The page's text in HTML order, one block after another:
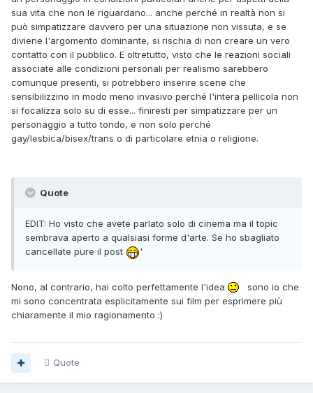
sua vita che non le riguardano... anche perché in realtà non si
può simpatizzare davvero per una situazione non vissuta, e se
diviene l'argomento dominante, si rischia di non creare un vero
contatto con il pubblico. E oltretutto, visto che le reazioni sociali
associate alle condizioni personali per realismo sarebbero
comunque presenti, si potrebbero inserire scene che
sensibilizzino in modo meno invasivo perché l'intera pellicola non
si focalizza solo su di esse... finiresti per simpatizzare per un
personaggio a tutto tondo, e non solo perché
gay/lesbica/bisex/trans o di particolare etnia o religione.
Quote
EDIT: Ho visto che avete parlato solo di cinema ma il topic
sembrava aperto a qualsiasi forme d'arte. Se ho sbagliato
cancellate pure il post
'
Nono, al contrario, hai colto perfettamente l'idea
sono io che
mi sono concentrata esplicitamente sui film per esprimere più
chiaramente il mio ragionamento :)
Quote